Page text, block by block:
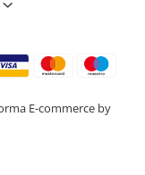
E-commerce by